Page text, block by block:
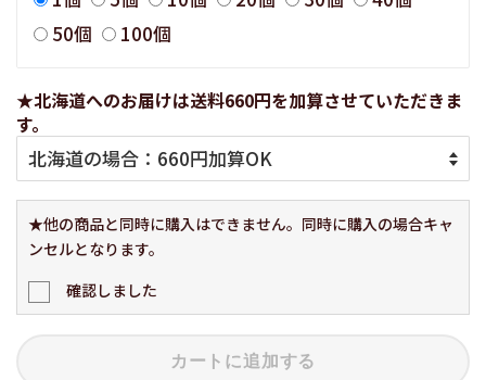
50個
100個
★北海道へのお届けは送料660円を加算させていただきま
す。
★他の商品と同時に購入はできません。同時に購入の場合キャ
ンセルとなります。
確認しました
カートに追加する